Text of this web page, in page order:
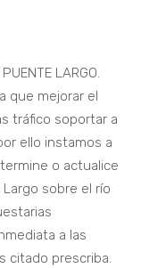
LARGO.
que mejorar el
tráfico soportar a
ello instamos a
o actualice
sobre el río
a las
citado prescriba.